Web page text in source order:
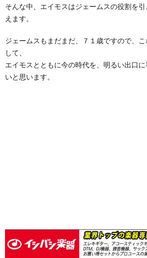
そんな中、エイモスはジェームスの役割を
えます。
ジェームスもまだまだ、７１歳ですので、
して、
エイモスとともに今の時代を、明るい出口
いと思います。